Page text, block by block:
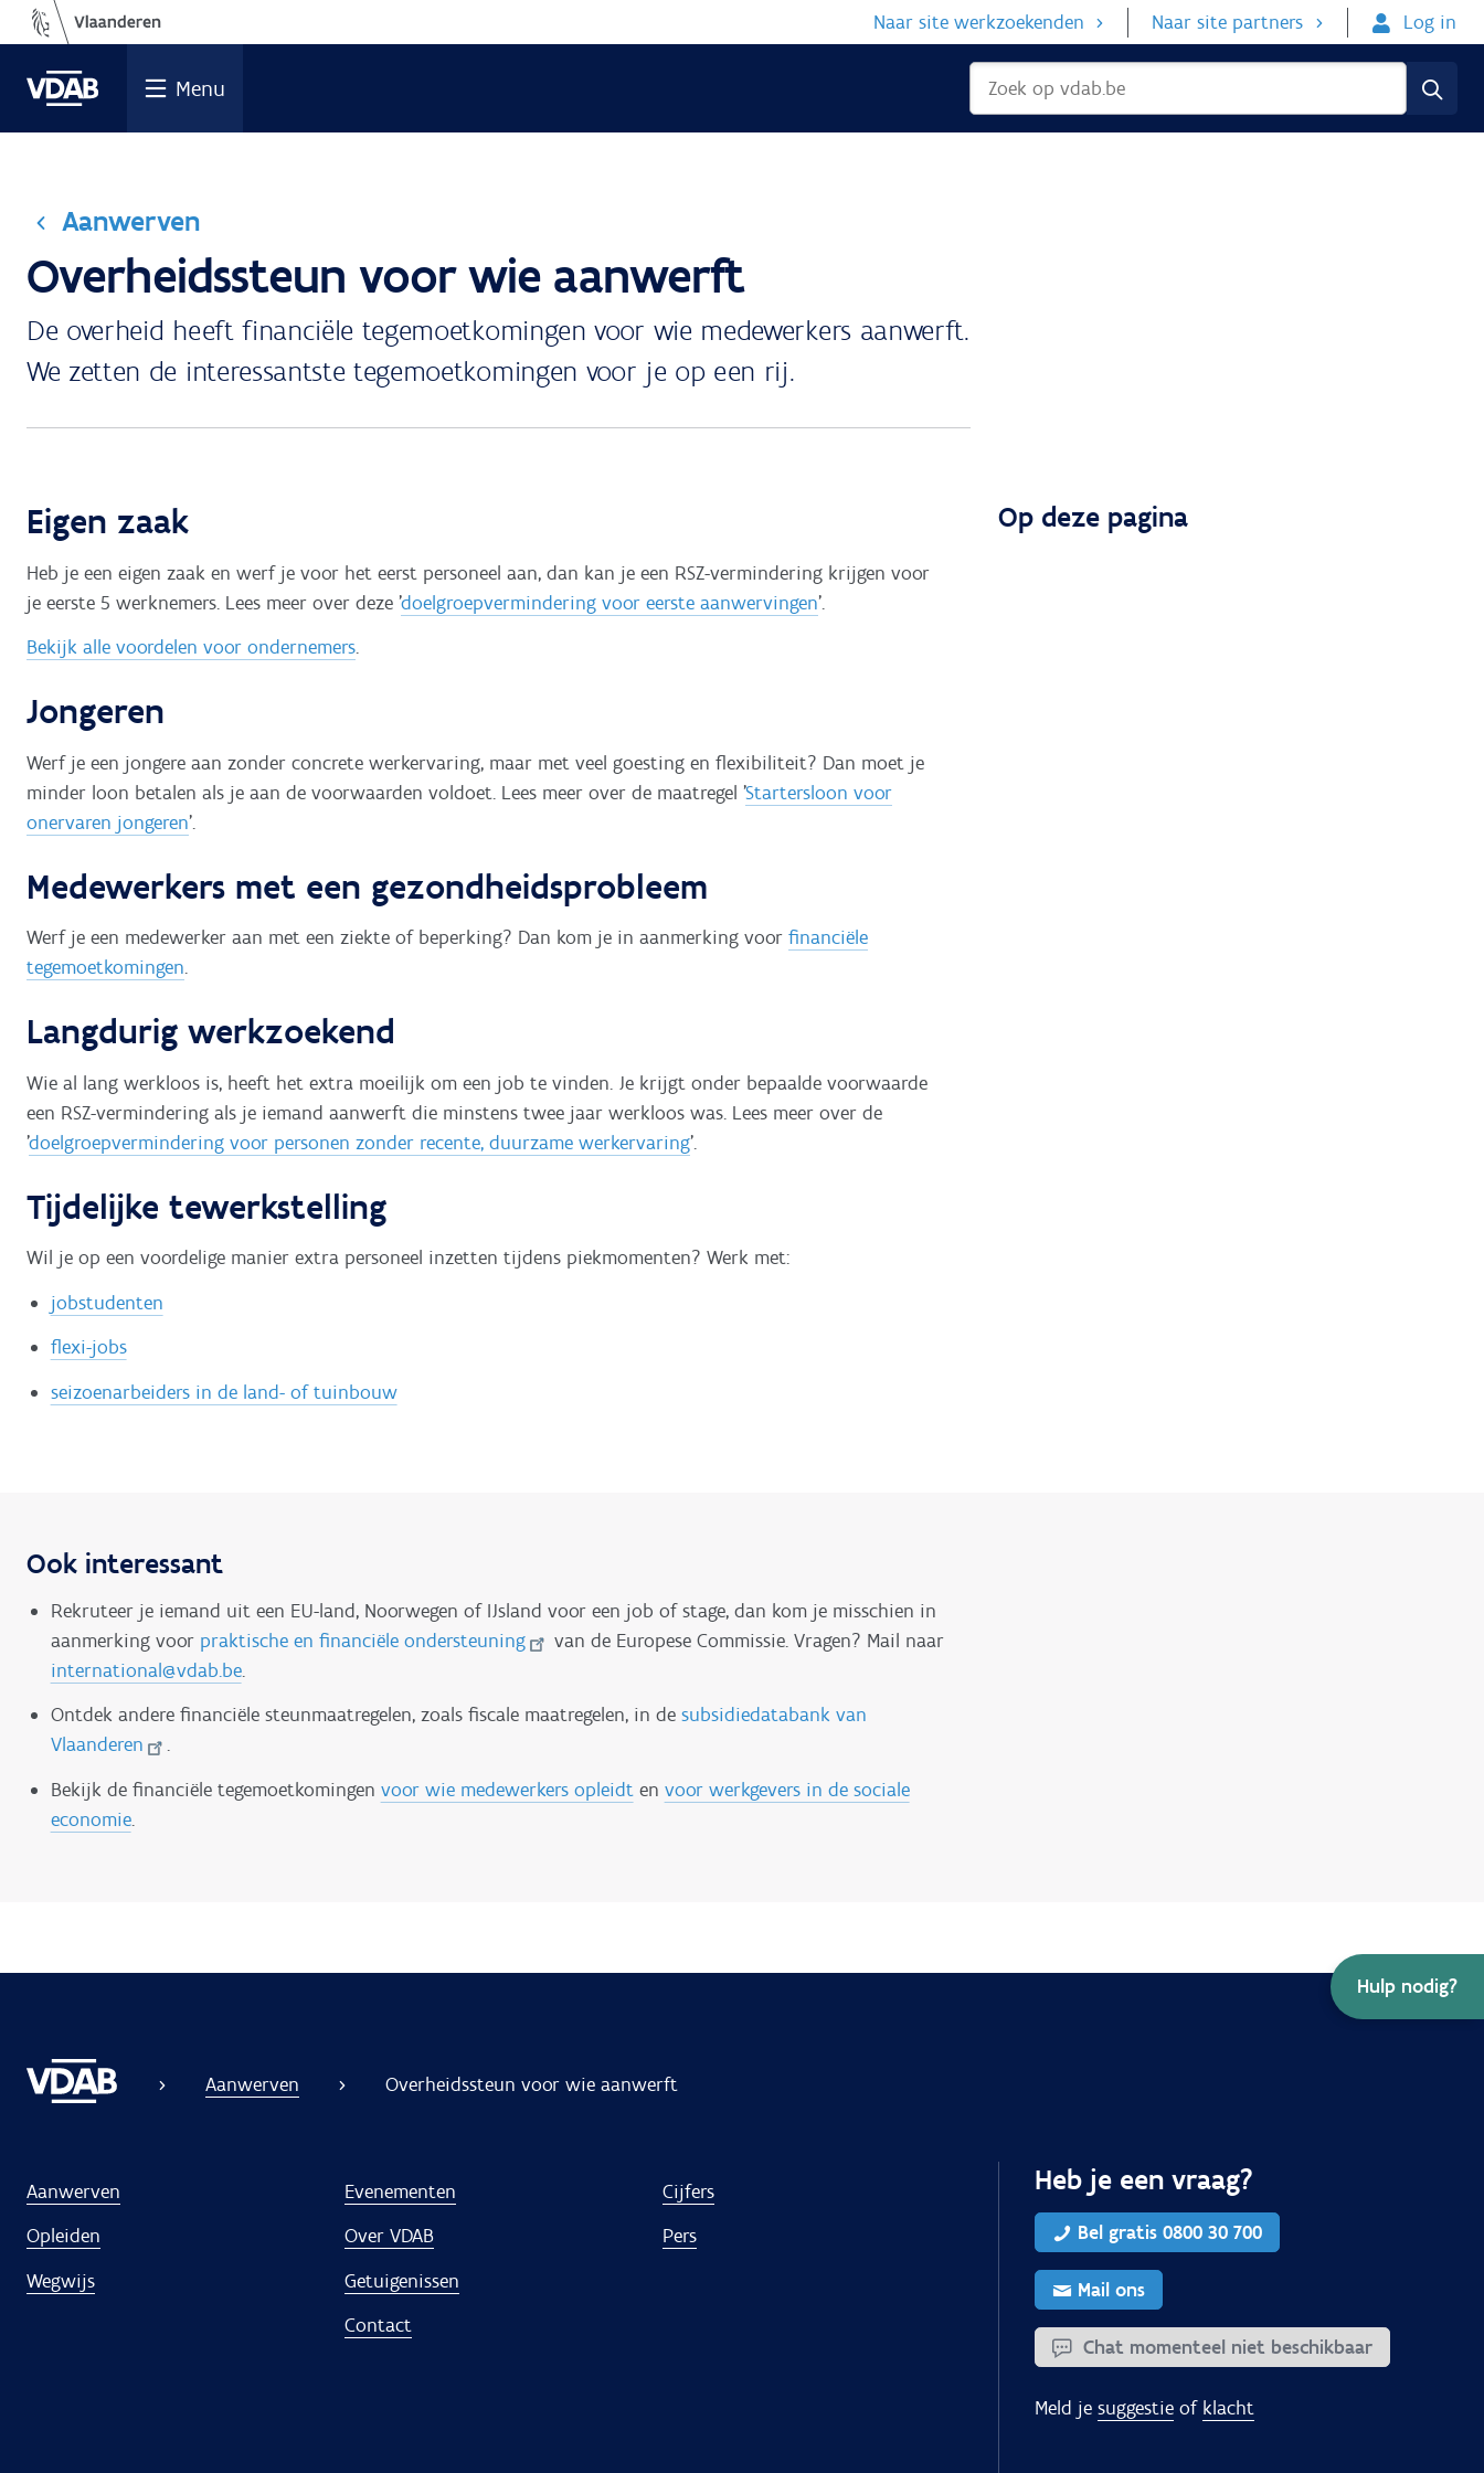
Ga
naar
de
inhoud
Naar site werkzoekenden Naar site partners Log in
Menu
Hulp nodig?
Aanwerven
Overheidssteun voor wie aanwerft
De overheid heeft financiële tegemoetkomingen voor wie medewerkers aanwerft.
We zetten de interessantste tegemoetkomingen voor je op een rij.
Eigen zaak
Heb je een eigen zaak en werf je voor het eerst personeel aan, dan kan je een RSZ-vermindering krijgen voor
je eerste 5 werknemers. Lees meer over deze 'doelgroepvermindering voor eerste aanwervingen'.
Bekijk alle voordelen voor ondernemers.
Jongeren
Werf je een jongere aan zonder concrete werkervaring, maar met veel goesting en flexibiliteit? Dan moet je
minder loon betalen als je aan de voorwaarden voldoet. Lees meer over de maatregel 'Startersloon voor
onervaren jongeren'.
Medewerkers met een gezondheidsprobleem
Werf je een medewerker aan met een ziekte of beperking? Dan kom je in aanmerking voor financiële
tegemoetkomingen.
Langdurig werkzoekend
Wie al lang werkloos is, heeft het extra moeilijk om een job te vinden. Je krijgt onder bepaalde voorwaarde
een RSZ-vermindering als je iemand aanwerft die minstens twee jaar werkloos was. Lees meer over de
'doelgroepvermindering voor personen zonder recente, duurzame werkervaring'.
Tijdelijke tewerkstelling
Wil je op een voordelige manier extra personeel inzetten tijdens piekmomenten? Werk met:
jobstudenten
flexi-jobs
seizoenarbeiders in de land- of tuinbouw
Op deze pagina
Ook interessant
Rekruteer je iemand uit een EU-land, Noorwegen of IJsland voor een job of stage, dan kom je misschien in
aanmerking voor praktische en financiële ondersteuning
van de Europese Commissie. Vragen? Mail naar
international@vdab.be.
Ontdek andere financiële steunmaatregelen, zoals fiscale maatregelen, in de subsidiedatabank van
Vlaanderen
.
Bekijk de financiële tegemoetkomingen voor wie medewerkers opleidten voor werkgevers in de sociale
economie.
Aanwerven Overheidssteun voor wie aanwerft
Aanwerven
Opleiden
Wegwijs
Evenementen
Over VDAB
Getuigenissen
Contact
Cijfers
Pers
Heb je een vraag?
Bel gratis 0800 30 700
Mail ons
Chat momenteel niet beschikbaar
Meld je suggestie of klacht